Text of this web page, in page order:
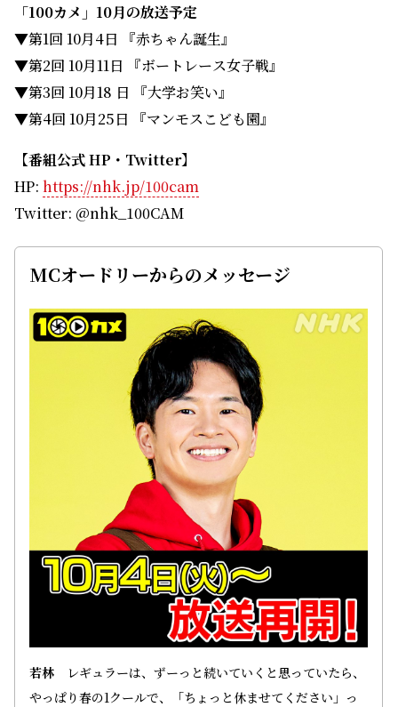
「100カメ」10月の放送予定
▼第1回 10月4日 『赤ちゃん誕生』
▼第2回 10月11日 『ボートレース女子戦』
▼第3回 10月18 日 『大学お笑い』
▼第4回 10月25日 『マンモスこども園』
【番組公式 HP・Twitter】
HP: https://nhk.jp/100cam
Twitter: @nhk_100CAM
MCオードリーからのメッセージ
若林
レギュラーは、ずーっと続いていくと思っていたら、
やっぱり春の1クールで、「ちょっと休ませてください」っ